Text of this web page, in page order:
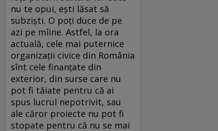
nu te opui, eşti lăsat să
subzişti. O poţi duce de pe
azi pe mîine. Astfel, la ora
actuală, cele mai puternice
organizaţii civice din România
sînt cele finanţate din
exterior, din surse care nu
pot fi tăiate pentru că ai
spus lucrul nepotrivit, sau
ale căror proiecte nu pot fi
stopate pentru că nu se mai